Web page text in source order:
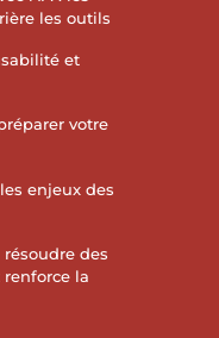
les outils
et
votre
enjeux des
des
la